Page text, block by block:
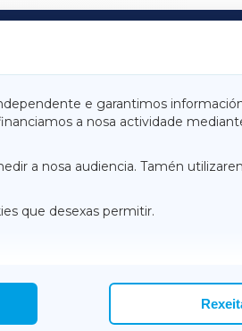
e garantimos
a nosa actividade
a nosa audiencia. Tamén
que desexas permitir.
HEMEROTECA